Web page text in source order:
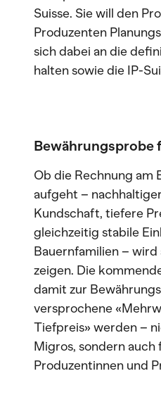
Suisse. Sie will den
Produzenten
sich dabei an die
halten sowie die IP-
Bewährungsprobe
Ob die Rechnung am
aufgeht –
Kundschaft, tiefere
gleichzeitig stabile
Bauernfamilien –
zeigen. Die
damit zur
versprochene
Tiefpreis» werden –
Migros, sondern auch
Produzentinnen und